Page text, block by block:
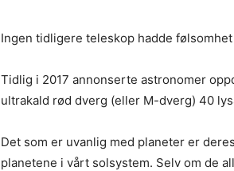
Ingen tidligere teleskop hadde
Tidlig i 2017 annonserte astronomer
ultrakald rød dverg (eller M-dverg) 40
Det som er uvanlig med planeter er
planetene i vårt solsystem. Selv om de